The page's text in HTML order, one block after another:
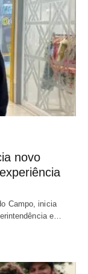
novo
Campo, inicia
e…